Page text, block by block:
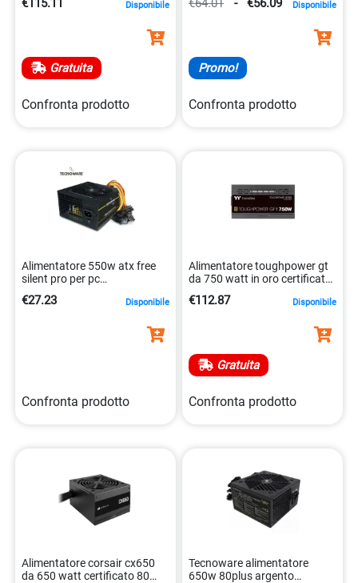
€115.11 Disponibile
Gratuita
Confronta prodotto
€64.01 - €56.09 Disponibile
Promo!
Confronta prodotto
Alimentatore 550w atx free
silent pro per pc
€27.23 Disponibile
Confronta prodotto
Alimentatore toughpower gt
da 750 watt in oro certificato
€112.87 Disponibile
Gratuita
Confronta prodotto
Alimentatore corsair cx650
da 650 watt certificato 80
Tecnoware alimentatore
650w 80plus argento